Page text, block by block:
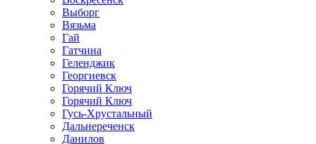
Выборг
Вязьма
Гай
Гатчина
Геленджик
Георгиевск
Горячий Ключ
Горячий Ключ
Гусь-Хрустальный
Дальнереченск
Данилов